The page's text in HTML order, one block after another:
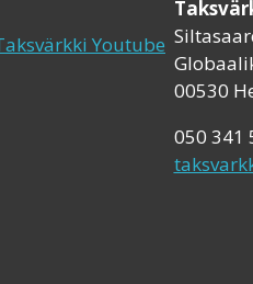
00530
050 341